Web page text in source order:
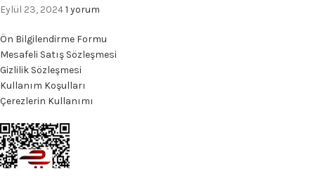
Eylül 23, 20241 yorum
Ön Bilgilendirme Formu
Mesafeli Satış Sözleşmesi
Gizlilik Sözleşmesi
Kullanım Koşulları
Çerezlerin Kullanımı